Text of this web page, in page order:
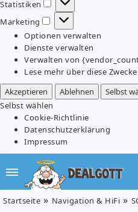
Statistiken
Statistiken
Marketing
Marketing
Optionen verwalten
Dienste verwalten
Verwalten von
Lese mehr über diese Zwecke
Akzeptieren
Ablehnen Selbst
Selbst wählen
Cookie-Richtlinie
Datenschutzerklärung
Impressum
Startseite Navigation & HiFi